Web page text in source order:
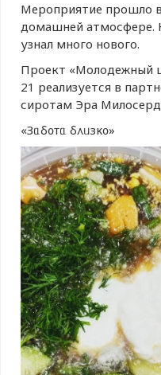
Мероприятие прошло
домашней атмосфере.
узнал много нового.
Проект «Молодежный
21 реализуется в
сиротам Эра
«Зᥲδ᧐ᴛᥲ δ᧘ᥙзκ᧐»